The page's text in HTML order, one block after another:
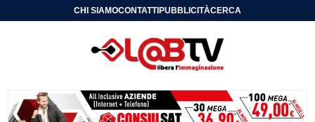
CHI SIAMOCONTATTIPUBBLICITÀCERCA